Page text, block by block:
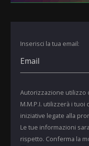
Inserisci la tua email:
Autorizzazione utilizzo
M.M.P.I. utilizzerà i
iniziative legate alla
Le tue informazioni
rispetto. Conferma la